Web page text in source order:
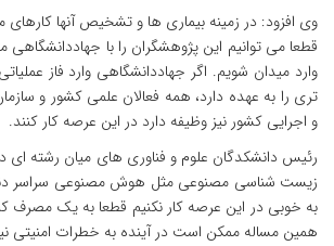
وی افزود: در زمینه بیماری ها و تشخیص آنها
قطعا می توانیم این پژوهشگران را با جهاددانشگاهی
وارد میدان شویم. اگر جهاددانشگاهی وارد فاز
تری را به عهده دارد، همه فعالان علمی کشور و
و اجرایی کشور نیز وظیفه دارد در این عرصه کار کنند.
رئیس دانشکدگان علوم و فناوری های میان رشته ای
زیست شناسی مصنوعی مثل هوش مصنوعی سراسر
به خوبی در این عرصه کار نکنیم قطعا به یک مصرف
همین مساله ممکن است در آینده به خطرات امنیتی